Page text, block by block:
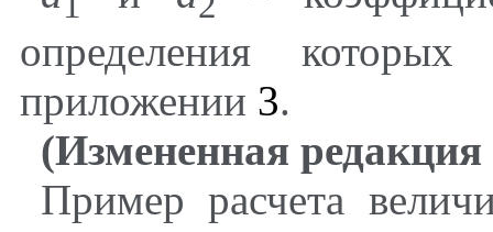
определения
приложении 3.
(Измененная
Пример расчета